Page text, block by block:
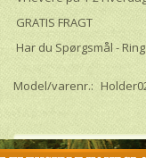
GRATIS FRAGT
Har du Spørgsmål -
Model/varenr.: